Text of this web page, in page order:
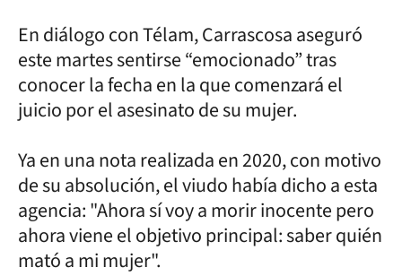
En diálogo con Télam, Carrascosa aseguró
este martes sentirse “emocionado” tras
conocer la fecha en la que comenzará el
juicio por el asesinato de su mujer.
Ya en una nota realizada en 2020, con motivo
de su absolución, el viudo había dicho a esta
agencia: "Ahora sí voy a morir inocente pero
ahora viene el objetivo principal: saber quién
mató a mi mujer".